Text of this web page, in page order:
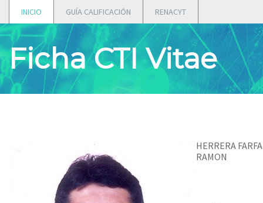
INICIO GUÍA CALIFICACIÓN RENACYT
Ficha CTI Vitae
HERRERA
RAMON